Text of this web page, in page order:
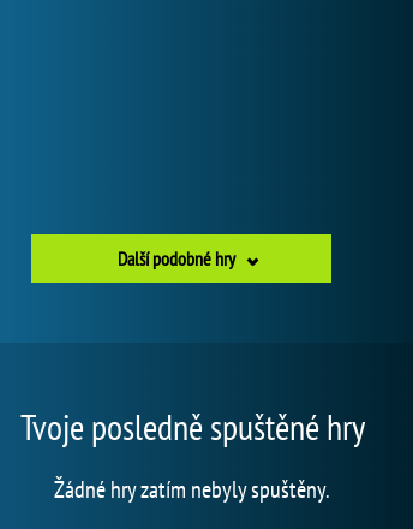
Další podobné hry
Tvoje posledně spuštěné hry
Žádné hry zatím nebyly spuštěny.